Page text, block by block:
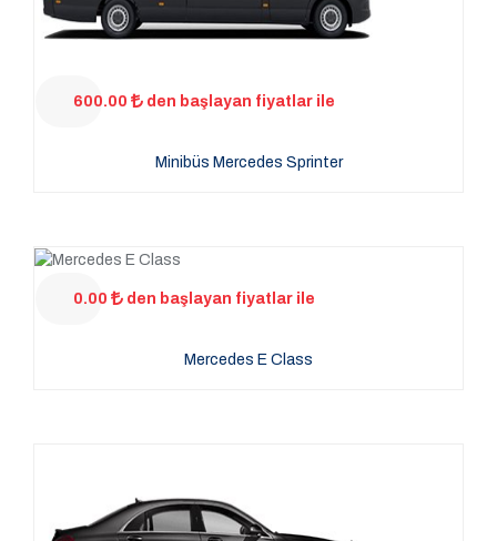
600.00 den başlayan fiyatlar ile
Minibüs Mercedes Sprinter
0.00 den başlayan fiyatlar ile
Mercedes E Class